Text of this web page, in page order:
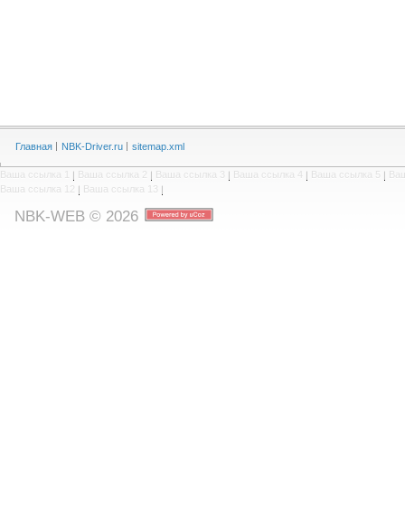
Главная NBK-Driver.ru sitemap.xml
Ваша ссылка 1 | Ваша ссылка 2 | Ваша ссылка 3 | Ваша ссылка 4 | Ваша ссылка 5 |
Ваша ссылка 12 | Ваша ссылка 13 |
NBK-WEB © 2026